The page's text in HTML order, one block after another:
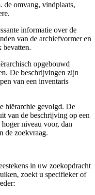
de omvang, vindplaats,
informatie over de
van de archiefvormer en
bevatten.
opgebouwd
De beschrijvingen zijn
van een inventaris
hiërarchie gevolgd. De
van de beschrijving op een
niveau voor, dan
de zoekvraag.
in uw zoekopdracht
zoekt u specifieker of